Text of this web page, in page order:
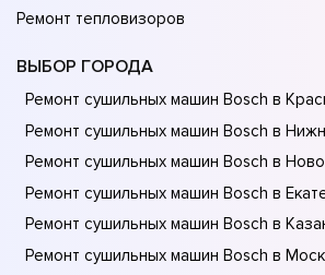
Ремонт тепловизоров
ВЫБОР ГОРОДА
Ремонт сушильных машин Bosch в
Ремонт сушильных машин Bosch в
Ремонт сушильных машин Bosch в
Ремонт сушильных машин Bosch в
Ремонт сушильных машин Bosch в
Ремонт сушильных машин Bosch в